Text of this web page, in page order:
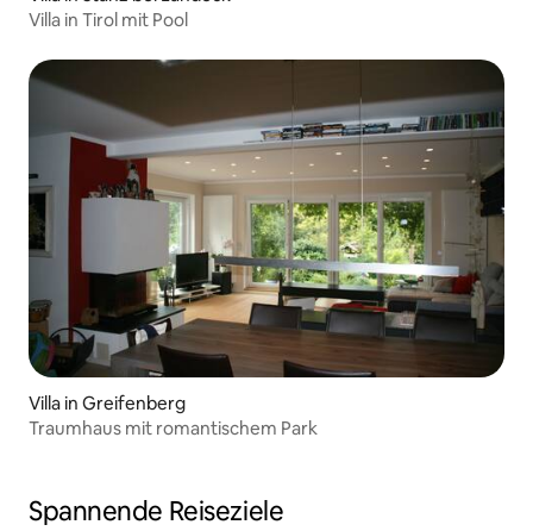
Villa in Tirol mit Pool
Villa in Greifenberg
Traumhaus mit romantischem Park
Spannende Reiseziele